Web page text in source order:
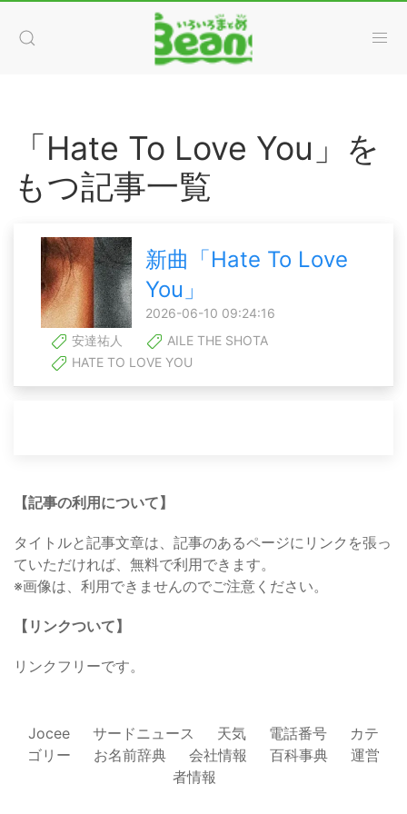
「Hate To Love You」を
もつ記事一覧
新曲「Hate To Love
You」
2026-06-10 09:24:16
安達祐人
AILE THE SHOTA
HATE TO LOVE YOU
【記事の利用について】
タイトルと記事文章は、記事のあるページにリンクを張っ
ていただければ、無料で利用できます。
※画像は、利用できませんのでご注意ください。
【リンクついて】
リンクフリーです。
Jocee サードニュース 天気 電話番号
カテ
ゴリー
お名前辞典 会社情報 百科事典
運営
者情報